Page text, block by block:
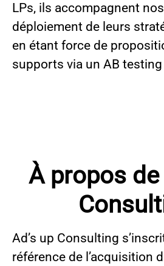
LPs, ils accompagnent
déploiement de leurs
en étant force de
supports via un AB
À propos
Ad’s up Consulting
référence de l’acquisition